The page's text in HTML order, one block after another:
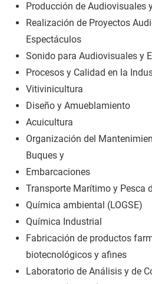
Producción de Audiovisuales
Realización de Proyectos
Espectáculos
Sonido para Audiovisuales y
Procesos y Calidad en la
Vitivinicultura
Diseño y Amueblamiento
Acuicultura
Organización del
Buques y
Embarcaciones
Transporte Marítimo y Pesca
Química ambiental (LOGSE)
Química Industrial
Fabricación de productos
biotecnológicos y afines
Laboratorio de Análisis y de